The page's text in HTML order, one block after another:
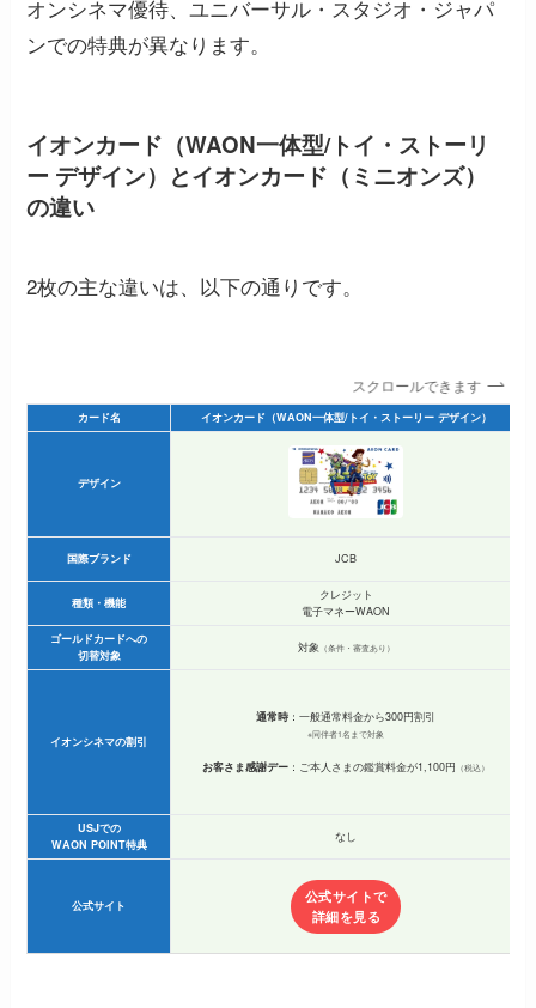
オンシネマ優待、ユニバーサル・スタジオ・ジャパ
ンでの特典が異なります。
イオンカード（WAON一体型/トイ・ストーリ
ー デザイン）とイオンカード（ミニオンズ）
の違い
2枚の主な違いは、以下の通りです。
スクロールできます
カード名 イオンカード（WAON一体型/トイ・ストーリー デザイン）
デザイン
国際ブランド JCB
種類・機能
クレジット
電子マネーWAON
ゴールドカードへの
切替対象
対象 （条件・審査あり）
イオンシネマの割引
通常時 ：一般通常料金から300円割引
※同伴者1名まで対象
お客さま感謝デー ：ご本人さまの鑑賞料金が1,100円 （税込）
USJでの
WAON POINT特典
なし
公式サイト
公式サイトで
詳細を見る